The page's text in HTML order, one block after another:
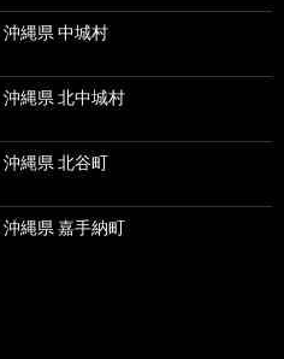
縄県 中城村
縄県 北中城村
縄県 北谷町
縄県 嘉手納町